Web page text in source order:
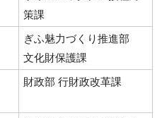
策課
ぎふ魅力づくり推進部
文化財保護課
財政部 行財政改革課